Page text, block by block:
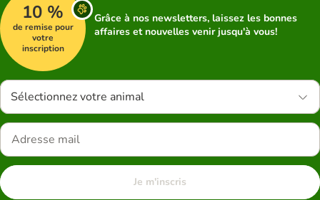
10 %
de remise pour
votre
inscription
Grâce à nos newsletters, laissez les bonnes
affaires et nouvelles venir jusqu'à vous!
Sélectionnez votre animal
Je m'inscris